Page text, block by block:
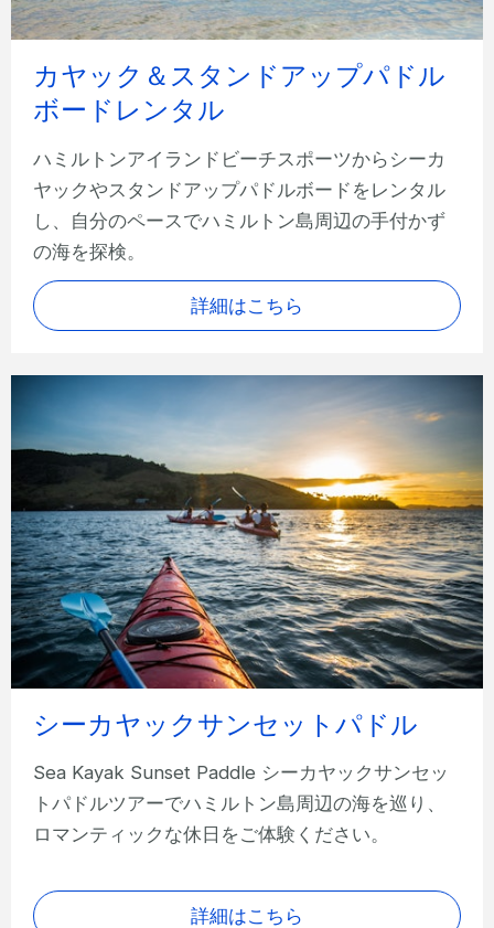
カヤック＆スタンドアップパドル
ボードレンタル
ハミルトンアイランドビーチスポーツからシーカ
ヤックやスタンドアップパドルボードをレンタル
し、自分のペースでハミルトン島周辺の手付かず
の海を探検。
詳細はこちら
シーカヤックサンセットパドル
Sea Kayak Sunset Paddle シーカヤックサンセッ
トパドルツアーでハミルトン島周辺の海を巡り、
ロマンティックな休日をご体験ください。
詳細はこちら